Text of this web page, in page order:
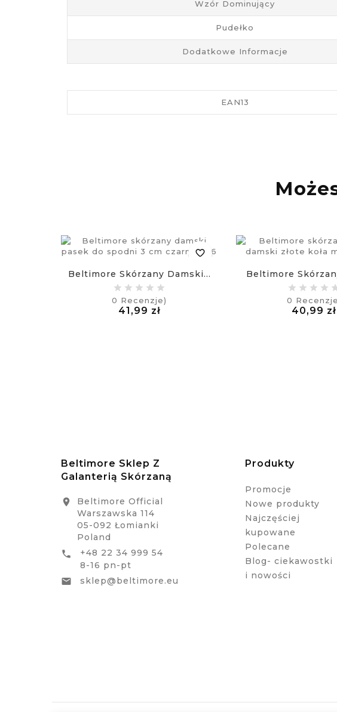
Wzór Dominujący
Pudełko
Dodatkowe Informacje
EAN13
favorite_border
Beltimore Skórzany Damski...
0 Recenzje)
41,99 złCena
Beltimore
0
40,99 zł
Beltimore Sklep Z
Galanterią Skórzaną

Beltimore Official
Warszawska 114
05-092 Łomianki
Poland

+48 22 34 999 54
8-16 pn-pt

sklep@beltimore.eu
Produkty
Promocje
Nowe produkty
Najczęściej
kupowane
Polecane
Blog- ciekawostki
i nowości